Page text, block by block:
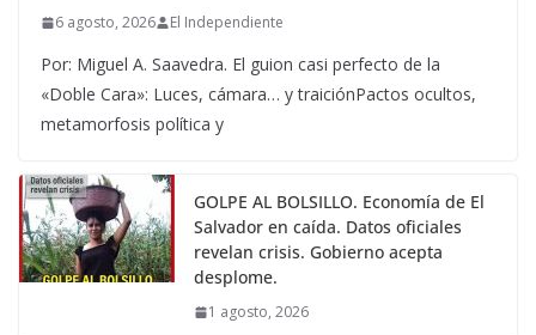
6 agosto, 2026 El Independiente
Por: Miguel A. Saavedra. El guion casi perfecto de la
«Doble Cara»: Luces, cámara… y traiciónPactos ocultos,
metamorfosis política y
GOLPE AL BOLSILLO. Economía de El
Salvador en caída. Datos oficiales
revelan crisis. Gobierno acepta
desplome.
1 agosto, 2026